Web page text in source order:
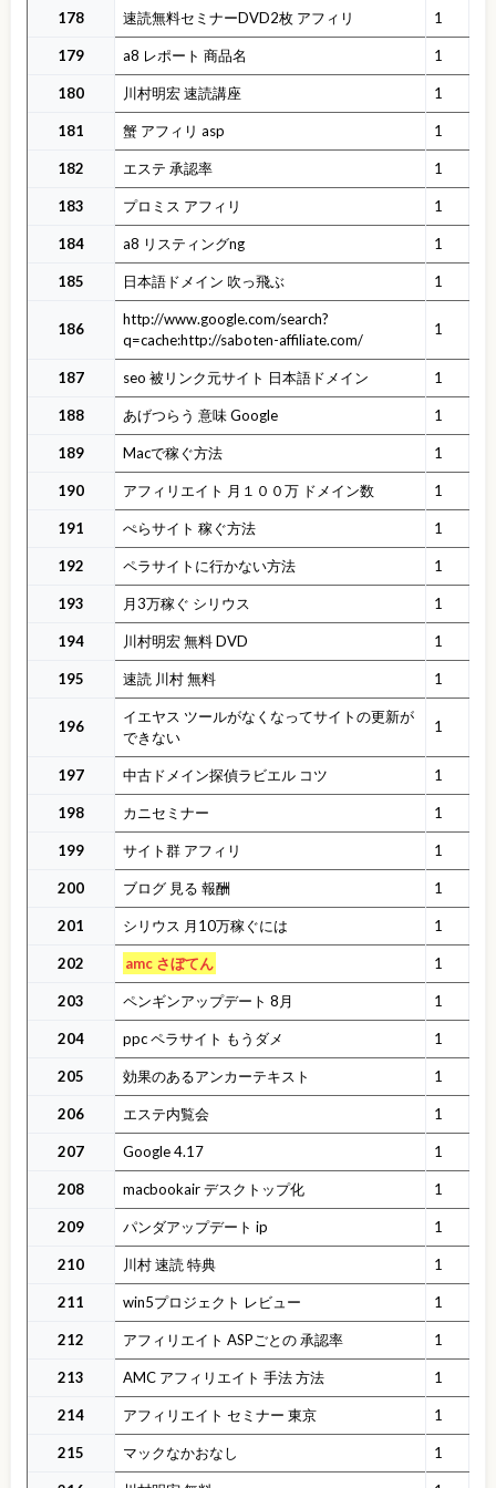
178 速読無料セミナーDVD2枚 アフィリ 1
179 a8 レポート 商品名 1
180 川村明宏 速読講座 1
181 蟹 アフィリ asp 1
182 エステ 承認率 1
183 プロミス アフィリ 1
184 a8 リスティングng 1
185 日本語ドメイン 吹っ飛ぶ 1
186
http://www.google.com/search?
q=cache:http://saboten-affiliate.com/
1
187 seo 被リンク元サイト 日本語ドメイン 1
188 あげつらう 意味 Google 1
189 Macで稼ぐ方法 1
190 アフィリエイト 月１００万 ドメイン数 1
191 ぺらサイト 稼ぐ方法 1
192 ペラサイトに行かない方法 1
193 月3万稼ぐ シリウス 1
194 川村明宏 無料 DVD 1
195 速読 川村 無料 1
196
イエヤス ツールがなくなってサイトの更新が
できない
1
197 中古ドメイン探偵ラビエル コツ 1
198 カニセミナー 1
199 サイト群 アフィリ 1
200 ブログ 見る 報酬 1
201 シリウス 月10万稼ぐには 1
202 amc さぼてん 1
203 ペンギンアップデート 8月 1
204 ppc ペラサイト もうダメ 1
205 効果のあるアンカーテキスト 1
206 エステ内覧会 1
207 Google 4.17 1
208 macbookair デスクトップ化 1
209 パンダアップデート ip 1
210 川村 速読 特典 1
211 win5プロジェクト レビュー 1
212 アフィリエイト ASPごとの 承認率 1
213 AMC アフィリエイト 手法 方法 1
214 アフィリエイト セミナー 東京 1
215 マックなかおなし 1